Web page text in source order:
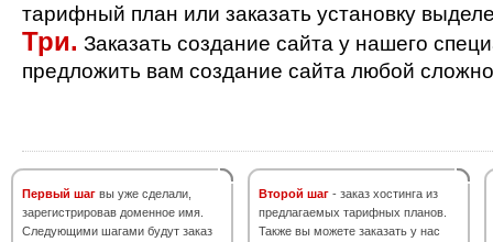
тарифный план или заказать установку
Три. Заказать создание сайта у нашего
предложить вам создание сайта любой
Первый шаг вы уже сделали,
зарегистрировав доменное имя.
Следующими шагами будут заказ
Второй шаг - заказ хостинга из
предлагаемых тарифных планов.
Также вы можете заказать у нас